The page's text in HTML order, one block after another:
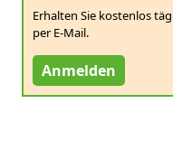
Erhalten Sie kostenlos
per E-Mail.
Anmelden